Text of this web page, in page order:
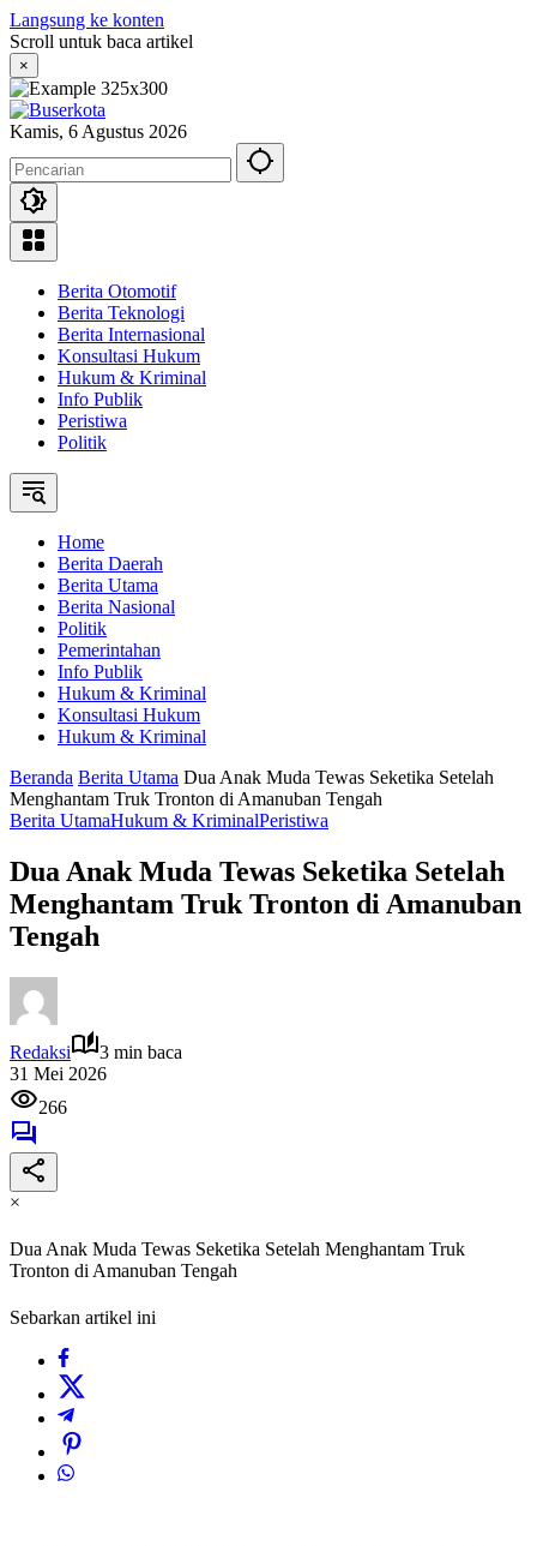
Langsung ke konten
Scroll untuk baca artikel
×
Kamis, 6 Agustus 2026
Berita Otomotif
Berita Teknologi
Berita Internasional
Konsultasi Hukum
Hukum & Kriminal
Info Publik
Peristiwa
Politik
Home
Berita Daerah
Berita Utama
Berita Nasional
Politik
Pemerintahan
Info Publik
Hukum & Kriminal
Konsultasi Hukum
Hukum & Kriminal
Beranda Berita Utama Dua Anak Muda Tewas Seketika Setelah
Menghantam Truk Tronton di Amanuban Tengah
Berita UtamaHukum & KriminalPeristiwa
Dua Anak Muda Tewas Seketika Setelah
Menghantam Truk Tronton di Amanuban
Tengah
Redaksi
3 min baca
31 Mei 2026
266
×
Dua Anak Muda Tewas Seketika Setelah Menghantam Truk
Tronton di Amanuban Tengah
Sebarkan artikel ini